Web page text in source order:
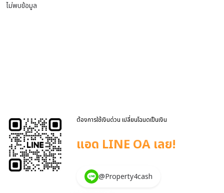
ไม่พบข้อมูล
ต้องการใช้เงินด่วน เปลี่ยนโฉนดเป็นเงิน
แอด LINE OA เลย!
@Property4cash